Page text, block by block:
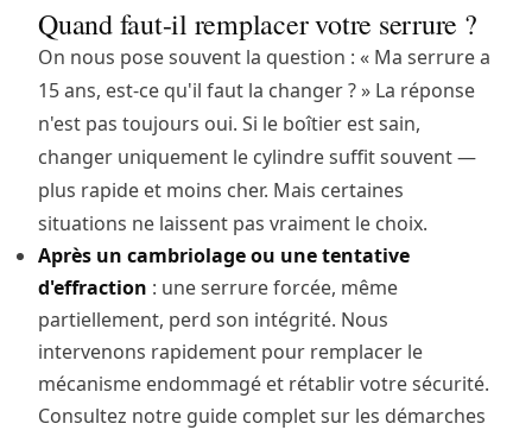
Quand faut-il remplacer votre serrure ?
On nous pose souvent la question : « Ma serrure a
15 ans, est-ce qu'il faut la changer ? » La réponse
n'est pas toujours oui. Si le boîtier est sain,
changer uniquement le cylindresuffit souvent —
plus rapide et moins cher. Mais certaines
situations ne laissent pas vraiment le choix.
Après un cambriolage ou une tentative
d'effraction : une serrure forcée, même
partiellement, perd son intégrité. Nous
intervenons rapidement pour remplacer le
mécanisme endommagé et rétablir votre sécurité.
Consultez notre guide complet sur les démarches